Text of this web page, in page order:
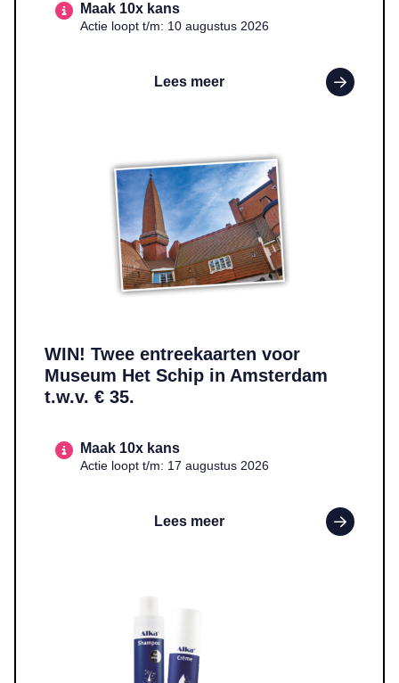
Maak 10x kans
Actie loopt t/m: 10 augustus 2026
Lees meer
WIN! Twee entreekaarten voor
Museum Het Schip in Amsterdam
t.w.v. € 35.
Maak 10x kans
Actie loopt t/m: 17 augustus 2026
Lees meer